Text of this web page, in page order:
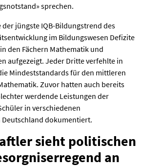
sprechen.
jüngste IQB-Bildungstrend des
im Bildungswesen Defizite
den Fächern Mathematik und
aufgezeigt. Jeder Dritte verfehlte in
Mindeststandards für den mittleren
Zuvor hatten auch bereits
werdende Leistungen der
in verschiedenen
dokumentiert.
sieht politischen
an